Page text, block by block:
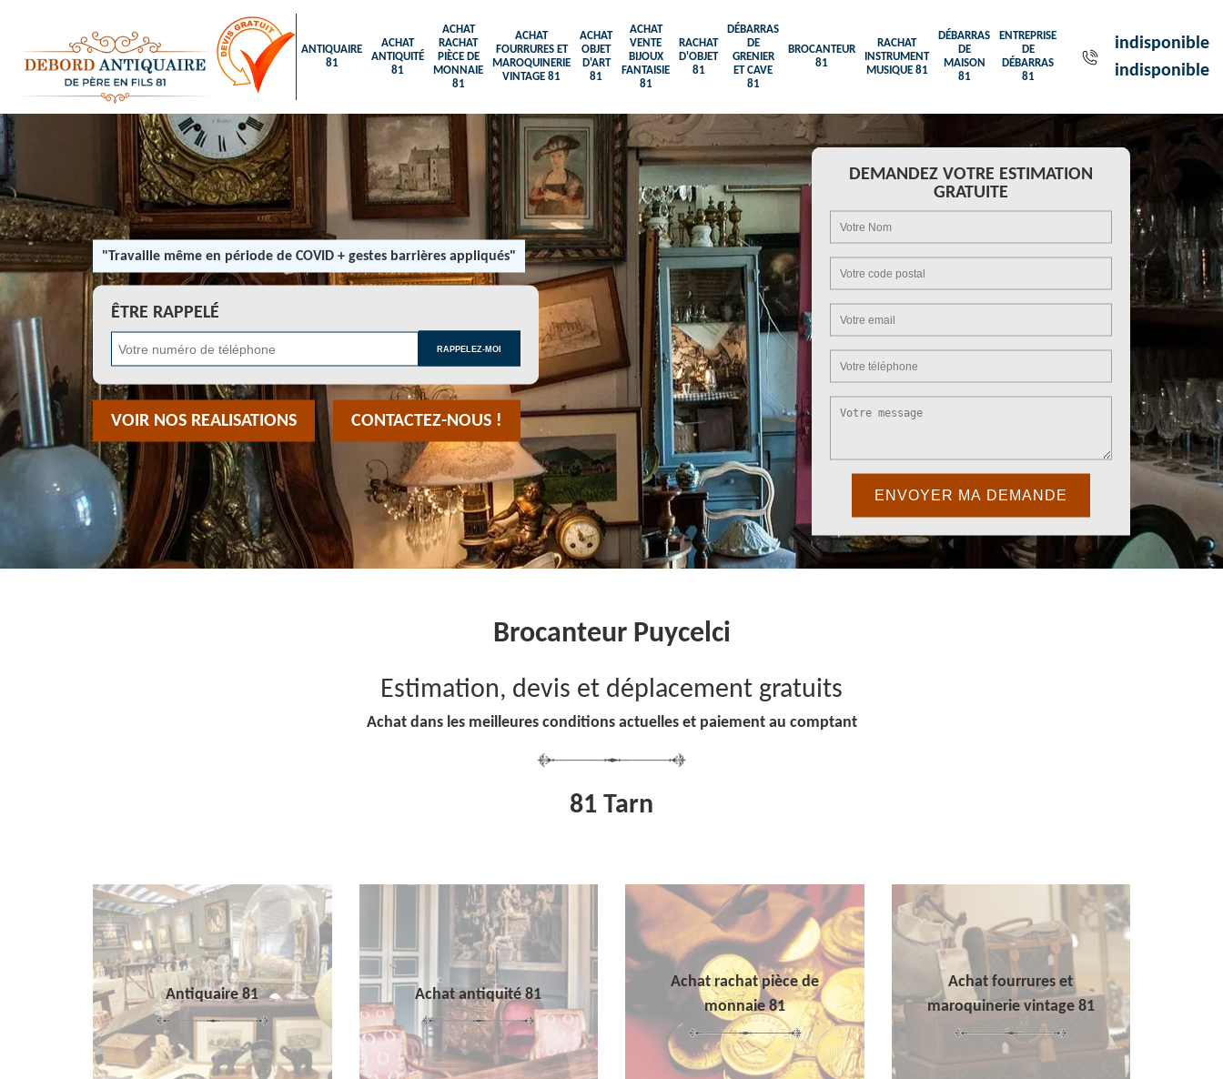
ANTIQUAIRE
81
ACHAT
ANTIQUITÉ
81
ACHAT
RACHAT
PIÈCE DE
MONNAIE
81
ACHAT
FOURRURES ET
MAROQUINERIE
VINTAGE 81
ACHAT
OBJET
D'ART
81
ACHAT
VENTE
BIJOUX
FANTAISIE
81
RACHAT
D'OBJET
81
DÉBARRAS
DE
GRENIER
ET CAVE
81
BROCANTEUR
81
RACHAT
INSTRUMENT
MUSIQUE 81
DÉBARRAS
DE
MAISON
81
ENTREPRISE
DE
DÉBARRAS
81
indisponible
indisponible
"Travaille même en période de COVID + gestes barrières appliqués"
ÊTRE RAPPELÉ
VOIR NOS REALISATIONS CONTACTEZ-NOUS !
DEMANDEZ VOTRE ESTIMATION
GRATUITE
Brocanteur Puycelci
Estimation, devis et déplacement gratuits
Achat dans les meilleures conditions actuelles et paiement au comptant
81 Tarn
Antiquaire 81 Achat antiquité 81
Achat rachat pièce de
monnaie 81
Achat fourrures et
maroquinerie vintage 81